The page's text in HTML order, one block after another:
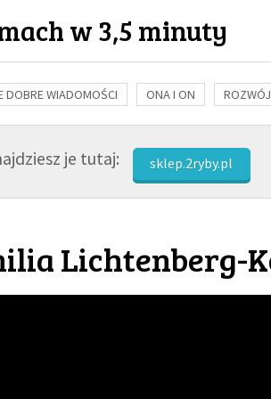
w 3,5 minuty
DOBRE WIADOMOŚCI ONA I ON ROZWÓJ
BIBLIA KOBIETA MĘŻCZYZNA
je tutaj: sklep.2ryby.pl
Lichtenberg-